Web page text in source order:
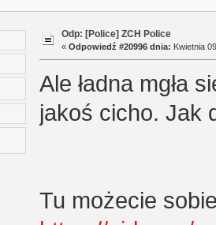
Odp: [Police] ZCH Police
« Odpowiedź #20996 dnia: Kwietnia
Ale ładna mgła
jakoś cicho. Jak
Tu możecie